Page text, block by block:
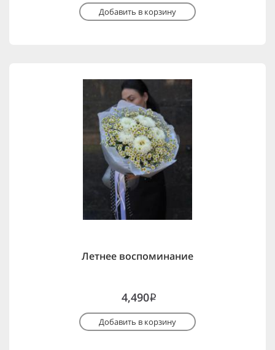
Добавить в корзину
Летнее воспоминание
4,490i
Добавить в корзину